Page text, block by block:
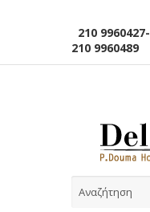
210 9960427-
210 9960489